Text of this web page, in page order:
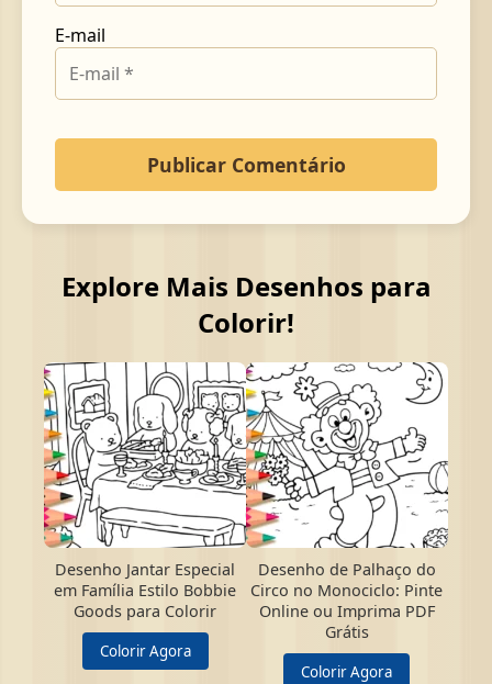
E-mail
Explore Mais Desenhos para
Colorir!
Desenho Jantar Especial
em Família Estilo Bobbie
Goods para Colorir
Colorir Agora
Desenho de Palhaço do
Circo no Monociclo: Pinte
Online ou Imprima PDF
Grátis
Colorir Agora